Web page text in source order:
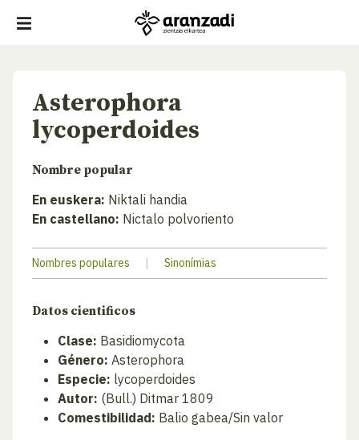
Asterophora
lycoperdoides
Nombre popular
En euskera: Niktali handia
En castellano: Nictalo polvoriento
Nombres populares | Sinonímias
Datos cientificos
Clase: Basidiomycota
Género: Asterophora
Especie: lycoperdoides
Autor: (Bull.) Ditmar 1809
Comestibilidad: Balio gabea/Sin valor